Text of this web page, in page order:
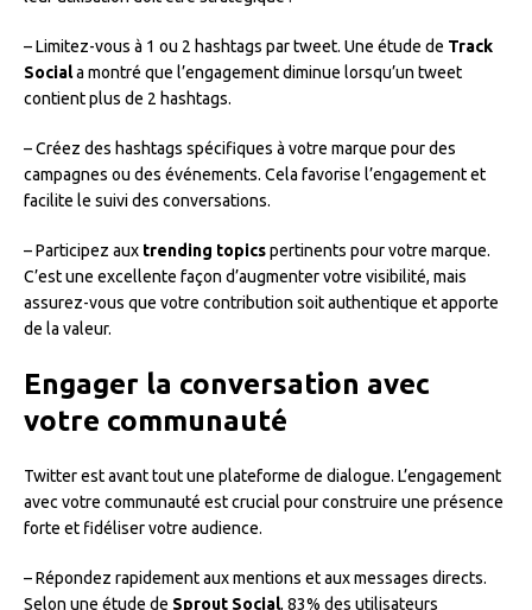
– Limitez-vous à 1 ou 2 hashtags par tweet. Une étude de Track
Sociala montré que l’engagement diminue lorsqu’un tweet
contient plus de 2 hashtags.
– Créez des hashtags spécifiques à votre marque pour des
campagnes ou des événements. Cela favorise l’engagement et
facilite le suivi des conversations.
– Participez aux trending topicspertinents pour votre marque.
C’est une excellente façon d’augmenter votre visibilité, mais
assurez-vous que votre contribution soit authentique et apporte
de la valeur.
Engager la conversation avec
votre communauté
Twitter est avant tout une plateforme de dialogue. L’engagement
avec votre communauté est crucial pour construire une présence
forte et fidéliser votre audience.
– Répondez rapidement aux mentions et aux messages directs.
Selon une étude de Sprout Social, 83% des utilisateurs